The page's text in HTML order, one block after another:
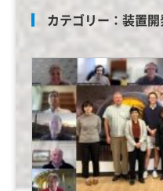
カテゴリー： 装置